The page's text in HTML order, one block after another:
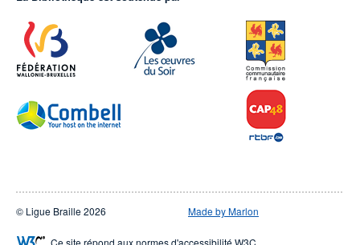
© Ligue Braille 2026 Made by Marlon
Ce site répond aux normes d'accessibilité W3C